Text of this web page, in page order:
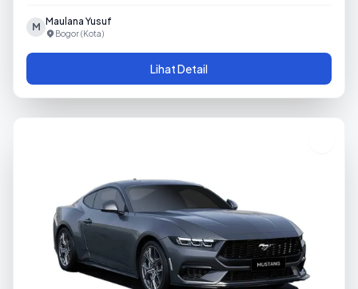
M Maulana Yusuf
Bogor (Kota)
Lihat Detail